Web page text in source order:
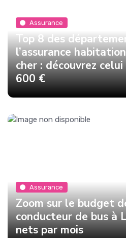
Assurance
Top 8 des
l’assurance
cher : découvrez
600 €
Assurance
Zoom sur le budget
conducteur de bus à
nets par mois